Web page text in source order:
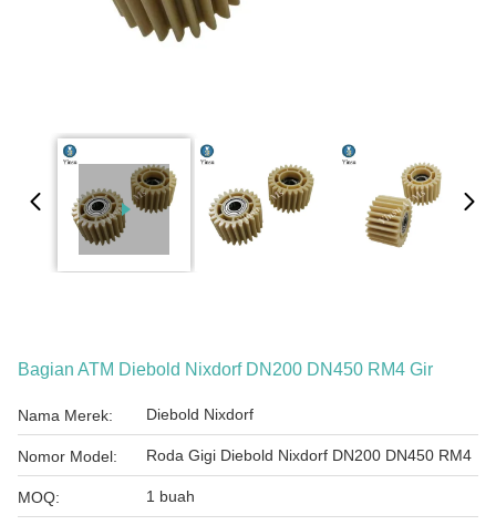
Bagian ATM Diebold Nixdorf DN200 DN450 RM4 Gir
Nama Merek: Diebold Nixdorf
Nomor Model: Roda Gigi Diebold Nixdorf DN200 DN450 RM4
MOQ: 1 buah